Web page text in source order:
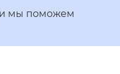
и мы поможем